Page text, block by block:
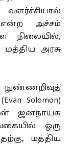
என்ற அச்சம்
நிலையில்,
மத்திய அரசு
நுண்ணறிவுத்
Solomon)
ஜனநாயக
ஒரு
மத்திய